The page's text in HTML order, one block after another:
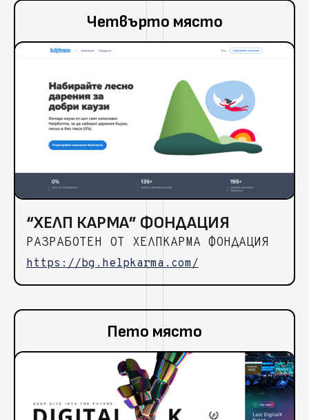
Четвърто място
“ХЕЛП КАРМА” ФОНДАЦИЯ
РАЗРАБОТЕН ОТ ХЕЛПКАРМА ФОНДАЦИЯ
https://bg.helpkarma.com/
Пето място